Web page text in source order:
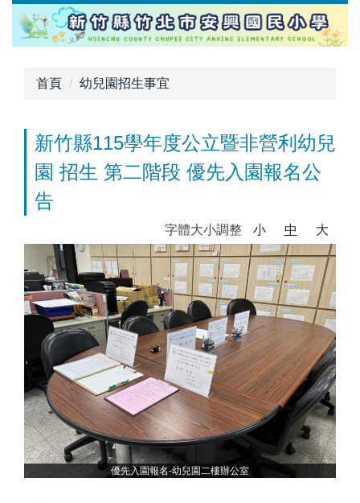
主
首頁 幼兒園招生事宜
新竹縣115學年度公立暨非營利幼兒
園 招生 第二階段 優先入園報名公
告
字體大小調整 小 中 大
優先入園報名-幼兒園二樓辦公室